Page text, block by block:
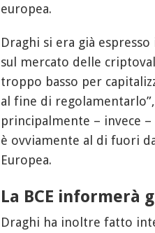
europea.
Draghi si era già
sul mercato delle
troppo basso per
al fine di
principalmente – invece –
è ovviamente al di fuori
Europea.
La BCE
Draghi ha inoltre fatto